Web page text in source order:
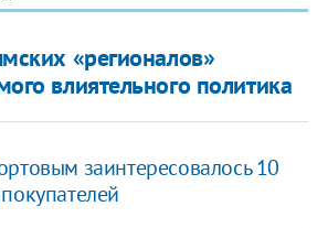
«регионалов»
влиятельного политика
заинтересовалось 10